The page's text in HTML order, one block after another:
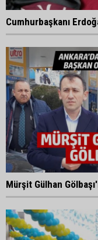
Cumhurbaşkanı
Mürşit Gülhan